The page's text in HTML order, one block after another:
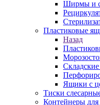
Ширмы и
Пластиковые
Назад
Ящики с
Тиски
Контейнеры для